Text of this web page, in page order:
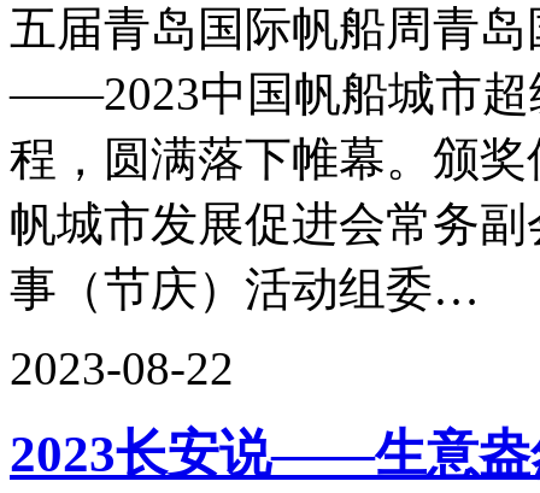
五届青岛国际帆船周青
——2023中国帆船城市超
程，圆满落下帷幕。颁
帆城市发展促进会常务
事（节庆）活动组委…
2023-08-22
2023长安说——生意盎